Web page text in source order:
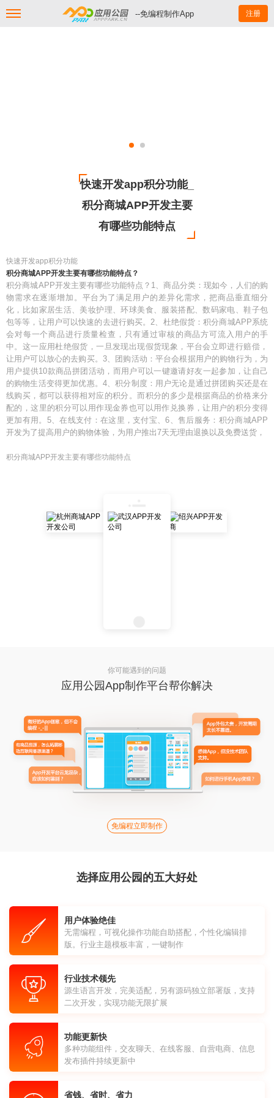
--免编程制作App 注册
快速开发app积分功能_
积分商城APP开发主要
有哪些功能特点
快速开发app积分功能
积分商城APP开发主要有哪些功能特点？
积分商城APP开发主要有哪些功能特点？1、商品分类：现如今，人们的购
物需求在逐渐增加。平台为了满足用户的差异化需求，把商品垂直细分
化，比如家居生活、美妆护理、环球美食、服装搭配、数码家电、鞋子包
包等等，让用户可以快速的去进行购买。2、杜绝假货：积分商城APP系统
会对每一个商品进行质量检查，只有通过审核的商品方可流入用户的手
中。这一应用杜绝假货，一旦发现出现假货现象，平台会立即进行赔偿，
让用户可以放心的去购买。3、团购活动：平台会根据用户的购物行为，为
用户提供10款商品拼团活动，而用户可以一键邀请好友一起参加，让自己
的购物生活变得更加优惠。4、积分制度：用户无论是通过拼团购买还是在
线购买，都可以获得相对应的积分。而积分的多少是根据商品的价格来分
配的，这里的积分可以用作现金券也可以用作兑换券，让用户的积分变得
更加有用。5、在线支付：在这里，支付宝、6、售后服务：积分商城APP
开发为了提高用户的购物体验，为用户推出7天无理由退换以及免费送货，
积分商城APP开发主要有哪些功能特点
你可能遇到的问题
应用公园App制作平台帮你解决
免编程立即制作
选择应用公园的五大好处
用户体验绝佳
无需编程，可视化操作功能自助搭配，个性化编辑排
版。行业主题模板丰富，一键制作
行业技术领先
源生语言开发，完美适配，另有源码独立部署版，支持
二次开发，实现功能无限扩展
功能更新快
多种功能组件，交友聊天、在线客服、自营电商、信息
发布插件持续更新中
省钱、省时、省力